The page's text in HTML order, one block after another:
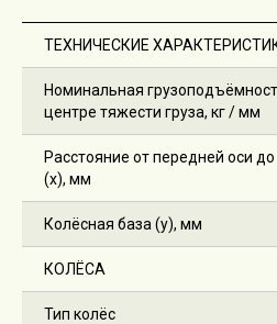
ТЕХНИЧЕСКИЕ
Номинальная
центре тяжести груза, кг / мм
Расстояние от передней оси
(x), мм
Колёсная база (y), мм
КОЛЁСА
Тип колёс